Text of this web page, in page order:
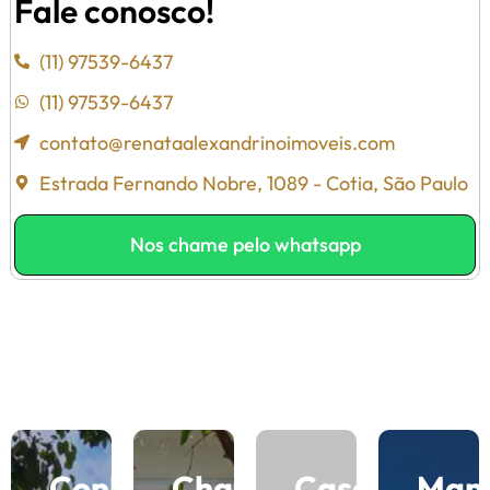
Fale conosco!
(11) 97539-6437
(11) 97539-6437
contato@renataalexandrinoimoveis.com
Estrada Fernando Nobre, 1089 - Cotia, São Paulo
Nos chame pelo whatsapp